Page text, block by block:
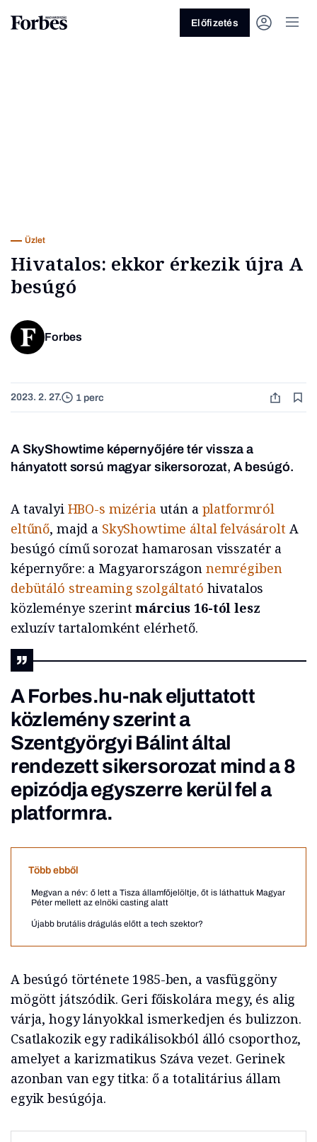
Előfizetés
Üzlet
Hivatalos: ekkor érkezik újra A
besúgó
Forbes
2023. 2. 27. 1 perc
A SkyShowtime képernyőjére tér vissza a
hányatott sorsú magyar sikersorozat, A besúgó.
A tavalyi HBO-s mizériaután a platformról
eltűnő, majd a SkyShowtime által felvásároltA
besúgó című sorozat hamarosan visszatér a
képernyőre: a Magyarországon nemrégiben
debütáló streaming szolgáltató hivatalos
közleménye szerintmárcius 16-tól lesz
exluzív tartalomként elérhető.
A Forbes.hu-nak eljuttatott
közlemény szerint a
Szentgyörgyi Bálint által
rendezett sikersorozat mind a 8
epizódja egyszerre kerül fel a
platformra.
Több ebből
Megvan a név: ő lett a Tisza államfőjelöltje, őt is láthattuk Magyar
Péter mellett az elnöki casting alatt
Újabb brutális drágulás előtt a tech szektor?
A besúgó története 1985-ben, a vasfüggöny
mögött játszódik. Geri főiskolára megy, és alig
várja, hogy lányokkal ismerkedjen és bulizzon.
Csatlakozik egy radikálisokból álló csoporthoz,
amelyet a karizmatikus Száva vezet. Gerinek
azonban van egy titka: ő a totalitárius állam
egyik besúgója.